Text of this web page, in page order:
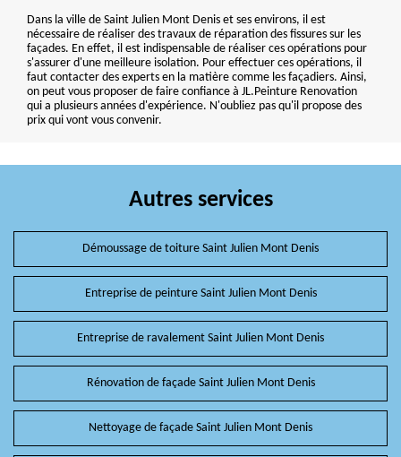
Dans la ville de Saint Julien Mont Denis et ses environs, il est
nécessaire de réaliser des travaux de réparation des fissures sur les
façades. En effet, il est indispensable de réaliser ces opérations pour
s'assurer d'une meilleure isolation. Pour effectuer ces opérations, il
faut contacter des experts en la matière comme les façadiers. Ainsi,
on peut vous proposer de faire confiance à JL.Peinture Renovation
qui a plusieurs années d'expérience. N'oubliez pas qu'il propose des
prix qui vont vous convenir.
Autres services
Démoussage de toiture Saint Julien Mont Denis
Entreprise de peinture Saint Julien Mont Denis
Entreprise de ravalement Saint Julien Mont Denis
Rénovation de façade Saint Julien Mont Denis
Nettoyage de façade Saint Julien Mont Denis